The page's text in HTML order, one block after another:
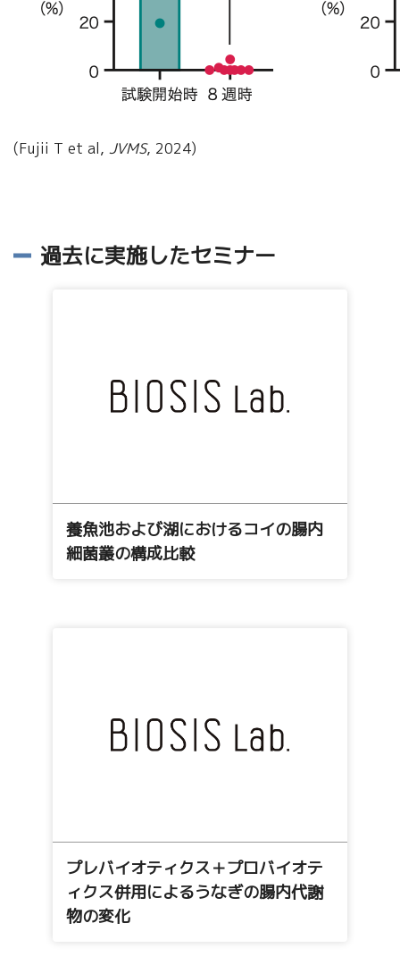
(Fujii T et al, JVMS, 2024)
過去に実施したセミナー
養魚池および湖におけるコイの腸内
細菌叢の構成比較
プレバイオティクス＋プロバイオテ
ィクス併用によるうなぎの腸内代謝
物の変化